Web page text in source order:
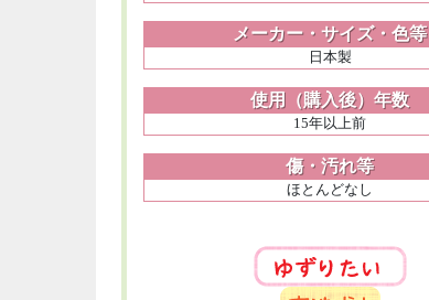
メーカー・サイズ・色等
日本製
使用（購入後）年数
15年以上前
傷・汚れ等
ほとんどなし